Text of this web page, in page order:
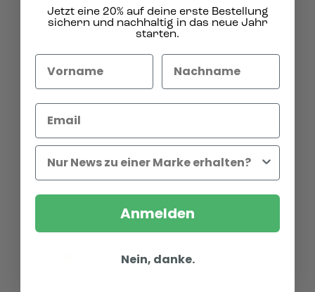
Loading more...
GH
02.03.2024
Schöner Duft, sehr gute Reinigung, Preis passt, gerne
wieder!
Teilen War diese Bewertung hilfreich? 0
Jetzt eine 20% auf deine erste Bestellung
sichern und nachhaltig in das neue Jahr
starten.
Anmelden
Nein, danke.